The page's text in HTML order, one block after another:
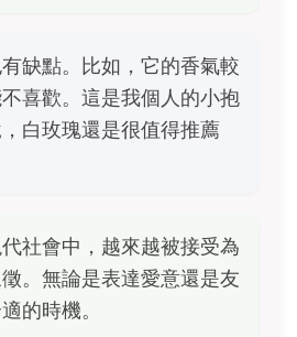
缺點。比如，它的香氣較
喜歡。這是我個人的小抱
白玫瑰還是很值得推薦
社會中，越來越被接受為
。無論是表達愛意還是友
的時機。